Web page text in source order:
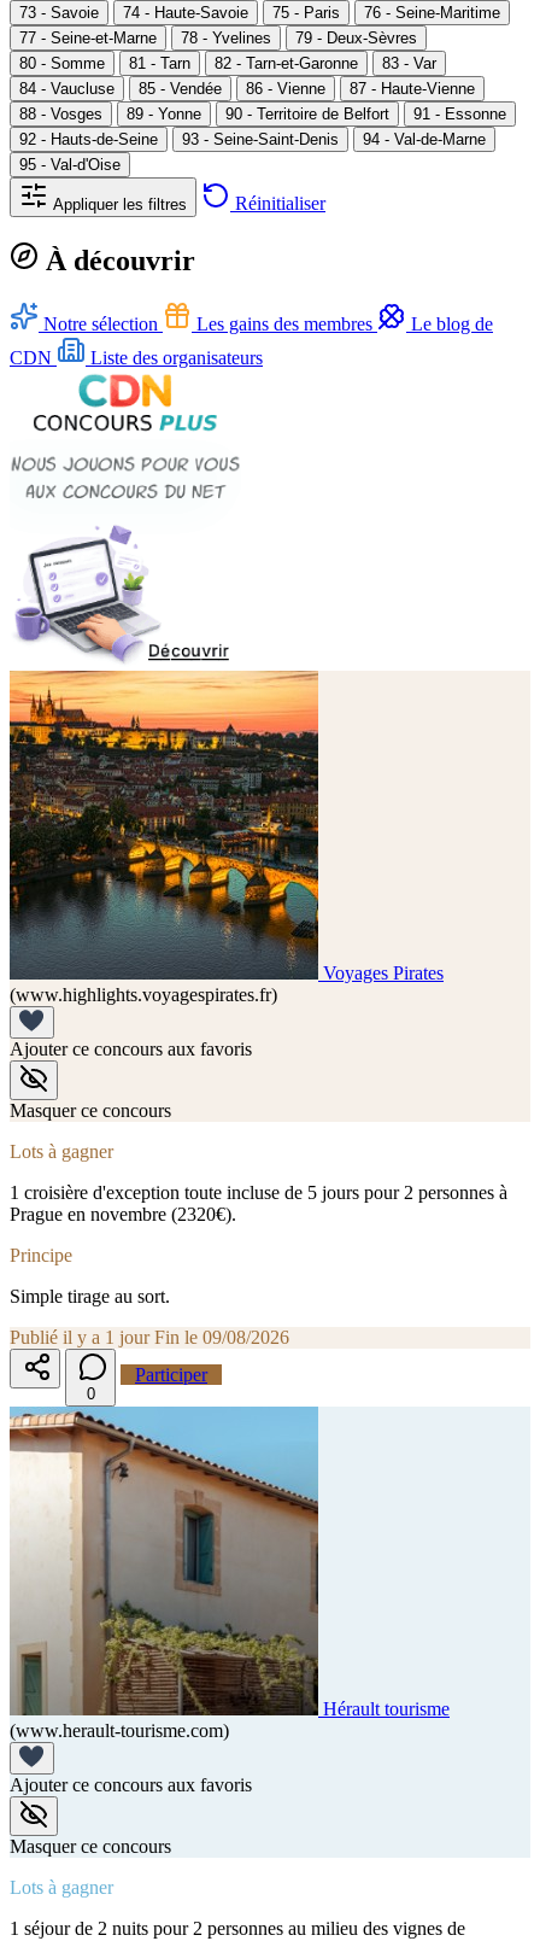
73 - Savoie
74 - Haute-Savoie 75 - Paris
76 - Seine-Maritime
77 - Seine-et-Marne
78 - Yvelines
79 - Deux-Sèvres
80 - Somme
81 - Tarn 82 - Tarn-et-Garonne
83 - Var
84 - Vaucluse
85 - Vendée 86 - Vienne
87 - Haute-Vienne
88 - Vosges
89 - Yonne 90 - Territoire de Belfort
91 - Essonne
92 - Hauts-de-Seine
93 - Seine-Saint-Denis
94 - Val-de-Marne
95 - Val-d'Oise
Appliquer les filtres Réinitialiser
À découvrir
Notre sélection Les gains des membres
Le blog de
CDN
Liste des organisateurs
Voyages Pirates
(www.highlights.voyagespirates.fr)
Ajouter ce concours aux favoris
Masquer ce concours
Lots à gagner
1 croisière d'exception toute incluse de 5 jours pour 2 personnes à
Prague en novembre (2320€).
Principe
Simple tirage au sort.
Publié il y a 1 jour Fin le 09/08/2026
0
Participer
Hérault tourisme
(www.herault-tourisme.com)
Ajouter ce concours aux favoris
Masquer ce concours
Lots à gagner
1 séjour de 2 nuits pour 2 personnes au milieu des vignes de